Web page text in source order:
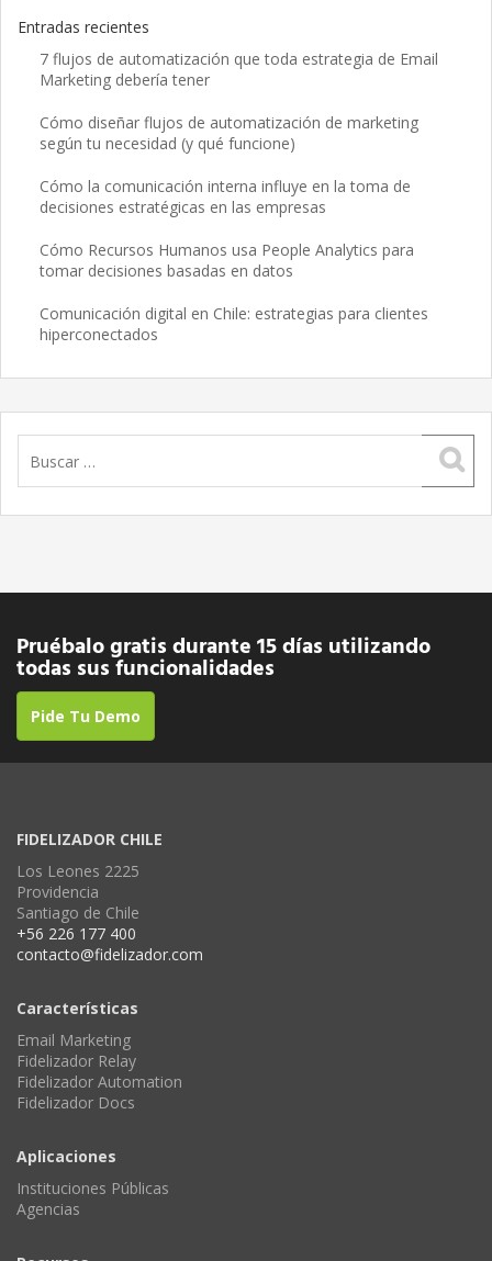
Entradas recientes
7 flujos de automatización que toda estrategia de Email
Marketing debería tener
Cómo diseñar flujos de automatización de marketing
según tu necesidad (y qué funcione)
Cómo la comunicación interna influye en la toma de
decisiones estratégicas en las empresas
Cómo Recursos Humanos usa People Analytics para
tomar decisiones basadas en datos
Comunicación digital en Chile: estrategias para clientes
hiperconectados
Pruébalo gratis durante 15 días utilizando
todas sus funcionalidades
Pide Tu Demo
FIDELIZADOR CHILE
Los Leones 2225
Providencia
Santiago de Chile
+56 226 177 400
contacto@fidelizador.com
Características
Email Marketing
Fidelizador Relay
Fidelizador Automation
Fidelizador Docs
Aplicaciones
Instituciones Públicas
Agencias